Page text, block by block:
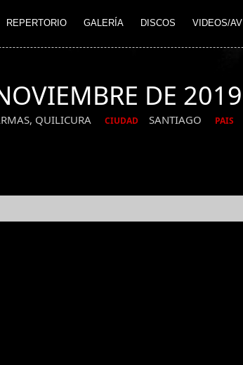
REPERTORIO GALERÍA DISCOS VIDEOS/AV
DE 2019
QUILICURA CIUDAD SANTIAGO PAIS